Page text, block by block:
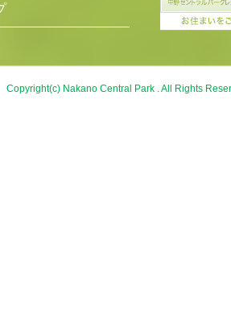
Copyright(c) Nakano Central Park . All Rights